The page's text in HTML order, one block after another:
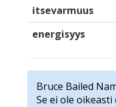
itsevarmuus
energisyys
Bruce Bailed
Se ei ole oikeasti